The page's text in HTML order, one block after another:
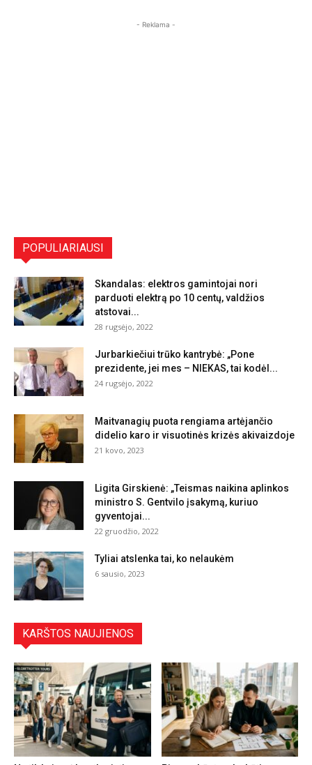
- Reklama -
POPULIARIAUSI
Skandalas: elektros gamintojai nori
parduoti elektrą po 10 centų, valdžios
atstovai...
28 rugsėjo, 2022
Jurbarkiečiui trūko kantrybė: „Pone
prezidente, jei mes – NIEKAS, tai kodėl...
24 rugsėjo, 2022
Maitvanagių puota rengiama artėjančio
didelio karo ir visuotinės krizės akivaizdoje
21 kovo, 2023
Ligita Girskienė: „Teismas naikina aplinkos
ministro S. Gentvilo įsakymą, kuriuo
gyventojai...
22 gruodžio, 2022
Tyliai atslenka tai, ko nelaukėm
6 sausio, 2023
KARŠTOS NAUJIENOS